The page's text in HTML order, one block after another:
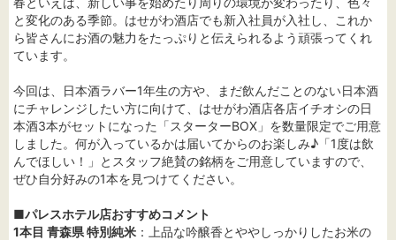
と変化のある季節。はせがわ酒店でも新入社員が入社し、これか
ら皆さんにお酒の魅力をたっぷりと伝えられるよう頑張ってくれ
ています。
今回は、日本酒ラバー1年生の方や、まだ飲んだことのない日本酒
にチャレンジしたい方に向けて、はせがわ酒店各店イチオシの日
本酒3本がセットになった「スターターBOX」を数量限定でご用意
しました。何が入っているかは届いてからのお楽しみ♪「1度は飲
んでほしい！」とスタッフ絶賛の銘柄をご用意していますので、
ぜひ自分好みの1本を見つけてください。
■パレスホテル店おすすめコメント
1本目 青森県 特別純米 ：上品な吟醸香とややしっかりしたお米の